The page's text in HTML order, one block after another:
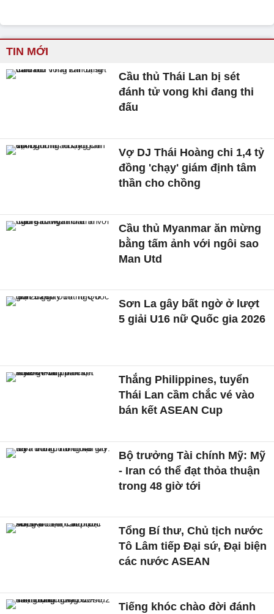
TIN MỚI
Cầu thủ Thái Lan bị sét
đánh tử vong khi đang thi
đấu
Vợ DJ Thái Hoàng chi 1,4 tỷ
đồng 'chạy' giám định tâm
thần cho chồng
Cầu thủ Myanmar ăn mừng
bằng tấm ảnh với ngôi sao
Man Utd
Sơn La gây bất ngờ ở lượt
5 giải U16 nữ Quốc gia 2026
Thắng Philippines, tuyển
Thái Lan cầm chắc vé vào
bán kết ASEAN Cup
Bộ trưởng Tài chính Mỹ: Mỹ
- Iran có thể đạt thỏa thuận
trong 48 giờ tới
Tổng Bí thư, Chủ tịch nước
Tô Lâm tiếp Đại sứ, Đại biện
các nước ASEAN
Tiếng khóc chào đời đánh